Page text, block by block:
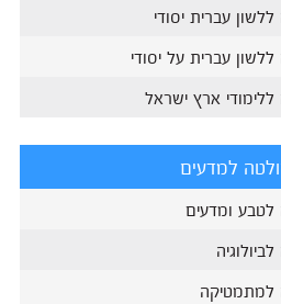
עברית יסודי
עברית על יסודי
ארץ ישראל
למדעים
לטבע ומדעים
למתמטיקה